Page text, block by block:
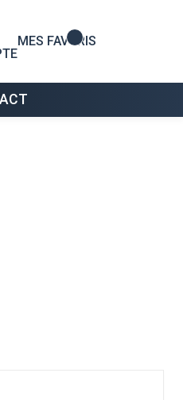
MES FAVORIS